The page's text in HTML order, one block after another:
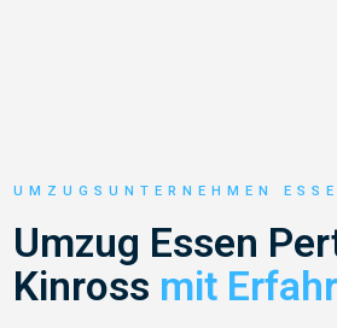
UMZUGSUNTERNEHMEN
Umzug Essen
Kinross mit